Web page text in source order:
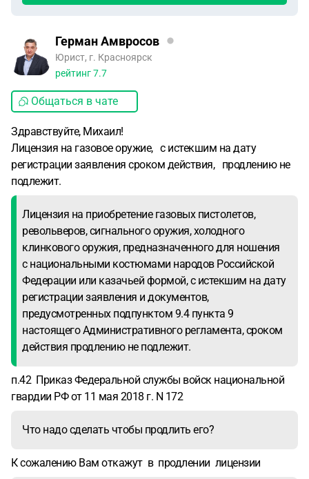
Герман Амвросов
Юрист, г. Красноярск
рейтинг7.7
Общаться в чате
Здравствуйте, Михаил!
Лицензия на газовое оружие, с истекшим на дату
регистрации заявления сроком действия, продлению не
подлежит.
Лицензия на приобретение газовых пистолетов,
револьверов, сигнального оружия, холодного
клинкового оружия, предназначенного для ношения
с национальными костюмами народов Российской
Федерации или казачьей формой, с истекшим на дату
регистрации заявления и документов,
предусмотренных подпунктом 9.4 пункта 9
настоящего Административного регламента, сроком
действия продлению не подлежит.
п.42 Приказ Федеральной службы войск национальной
гвардии РФ от 11 мая 2018 г. N 172
Что надо сделать чтобы продлить его?
К сожалению Вам откажут в продлении лицензии